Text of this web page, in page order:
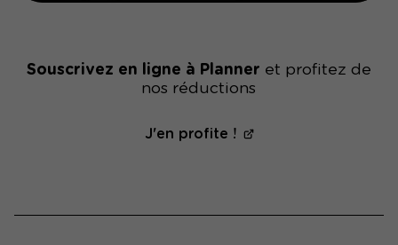
Souscrivez en ligne à Planner et profitez de
nos réductions
J'en profite !